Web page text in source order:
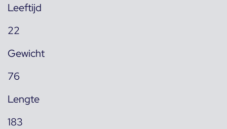
Leeftijd
22
Gewicht
76
Lengte
183